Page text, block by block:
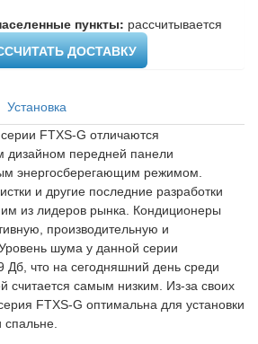
пункты: рассчитывается
ДОСТАВКУ
Установка
FTXS-G отличаются
дизайном передней панели
энергосберегающим режимом.
и другие последние разработки
из лидеров рынка. Кондиционеры
производительную и
шума у данной серии
Дб, что на сегодняшний день среди
считается самым низким. Из-за своих
FTXS-G оптимальна для установки
спальне.